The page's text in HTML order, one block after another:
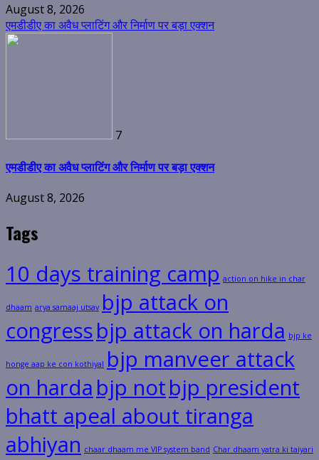
August 8, 2026
एमडीडीए का अवैध प्लाटिंग और निर्माण पर बड़ा एक्शन
7
एमडीडीए का अवैध प्लाटिंग और निर्माण पर बड़ा एक्शन
August 8, 2026
Tags
10 days training camp action on hike in char
dhaam arya samaaj utsav bjp attack on
congressbjp attack on harda bjp ke
honge aap ke con kothiyal bjp manveer attack
on harda bjp notbjp president
bhatt apeal about tiranga
abhiyan chaar dhaam me VIP system band Char dhaam yatra ki taiyari